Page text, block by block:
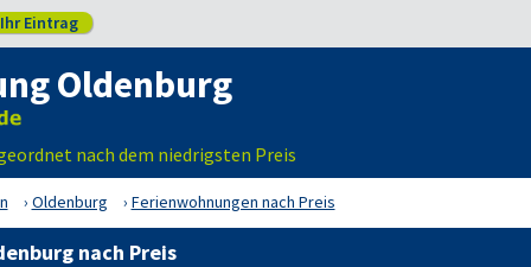
Ihr Eintrag
Oldenburg
nach dem niedrigsten Preis
Oldenburg Ferienwohnungen nach Preis
nach Preis